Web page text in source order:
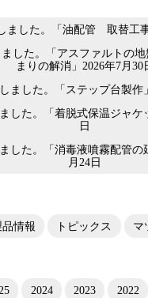
ました。「油配管 取替工事
した。「アスファルトの
まりの解消」 2026年7月30
ました。「ステップ台製作」
した。「着脱式保温ジャケ
日
した。「消毒液噴霧配管の
月24日
品情報 トピックス マ
2024 2023 2022